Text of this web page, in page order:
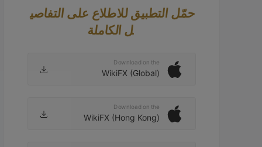
حمّل التطبيق للاطلاع على التفاصي
ل الكاملة
Download on the
WikiFX (Global)
Download on the
WikiFX (Hong Kong)